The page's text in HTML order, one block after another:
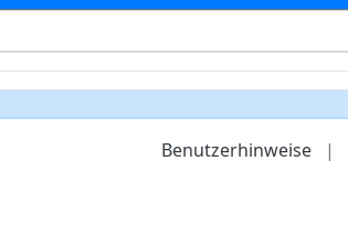
Benutzerhinweise |